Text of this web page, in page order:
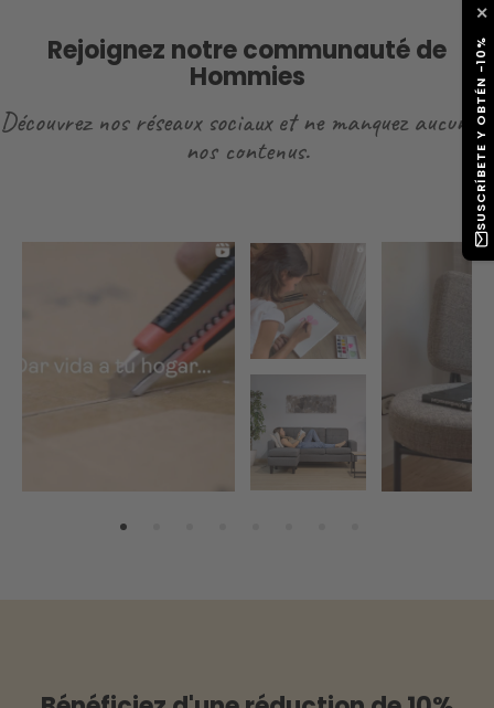
Rejoignez notre communauté de
Hommies
Découvrez nos réseaux sociaux et ne manquez aucun de
nos contenus.
✕
SUSCRÍBETE Y OBTÉN -10%